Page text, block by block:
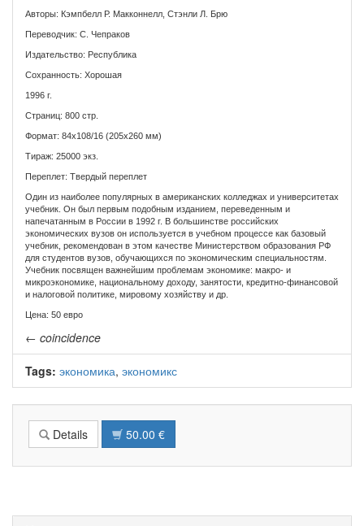
Авторы: Кэмпбелл Р. Макконнелл, Стэнли Л. Брю
Переводчик: С. Чепраков
Издательство: Республика
Сохранность: Хорошая
1996 г.
Страниц: 800 стр.
Формат: 84x108/16 (205х260 мм)
Тираж: 25000 экз.
Переплет: Твердый переплет
Один из наиболее популярных в американских колледжах и университетах
учебник. Он был первым подобным изданием, переведенным и
напечатанным в России в 1992 г. В большинстве российских
экономических вузов он используется в учебном процессе как базовый
учебник, рекомендован в этом качестве Министерством образования РФ
для студентов вузов, обучающихся по экономическим специальностям.
Учебник посвящен важнейшим проблемам экономике: макро- и
микроэкономике, национальному доходу, занятости, кредитно-финансовой
и налоговой политике, мировому хозяйству и др.
Цена: 50 евро
← coincidence
Tags: экономика, экономикс
Details 50.00 €